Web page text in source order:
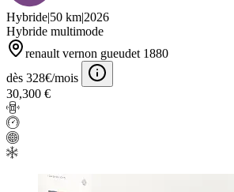
Hybride|50 km|2026
Hybride multimode
renault vernon gueudet 1880
dès 328€/mois
30,300 €